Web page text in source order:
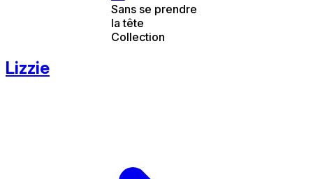
Sans se prendre
la tête
Collection
Lizzie